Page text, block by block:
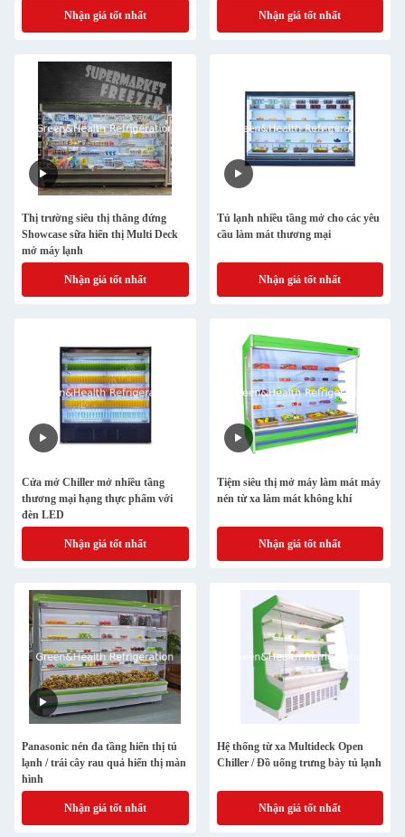
Nhận giá tốt nhất Nhận giá tốt nhất
Thị trường siêu thị thẳng đứng
Showcase sữa hiển thị Multi Deck
mở máy lạnh
Nhận giá tốt nhất
Tủ lạnh nhiều tầng mở cho các yêu
cầu làm mát thương mại
Nhận giá tốt nhất
Cửa mở Chiller mở nhiều tầng
thương mại hạng thực phẩm với
đèn LED
Nhận giá tốt nhất
Tiệm siêu thị mở máy làm mát máy
nén từ xa làm mát không khí
Nhận giá tốt nhất
Panasonic nén đa tầng hiển thị tủ
lạnh / trái cây rau quả hiển thị màn
hình
Nhận giá tốt nhất
Hệ thống từ xa Multideck Open
Chiller / Đồ uống trưng bày tủ lạnh
Nhận giá tốt nhất